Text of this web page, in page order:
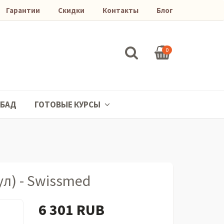
Гарантии Скидки Контакты Блог
0
БАД ГОТОВЫЕ КУРСЫ
- Swissmed
6 301 RUB